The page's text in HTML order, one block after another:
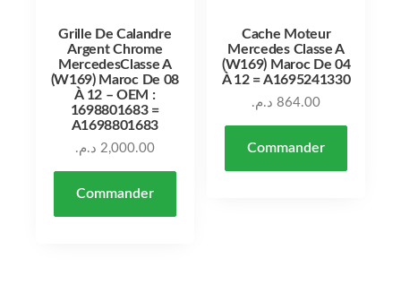
Grille De Calandre
Argent Chrome
MercedesClasse A
(W169) Maroc De 08
À 12 – OEM :
1698801683 =
A1698801683
2,000.00 د.م.
Commander
Cache Moteur
Mercedes Classe A
(W169) Maroc De 04
À 12 = A1695241330
864.00 د.م.
Commander